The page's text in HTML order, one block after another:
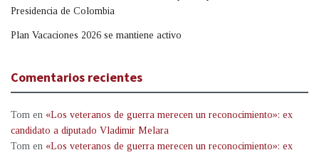
Presidencia de Colombia
Plan Vacaciones 2026 se mantiene activo
Comentarios recientes
Tom en «Los veteranos de guerra merecen un reconocimiento»: ex
candidato a diputado Vladimir Melara
Tom en «Los veteranos de guerra merecen un reconocimiento»: ex